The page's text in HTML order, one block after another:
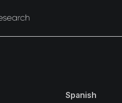
Spanish